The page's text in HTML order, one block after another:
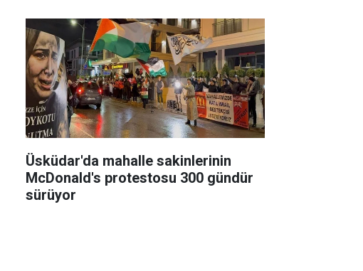
Üsküdar'da mahalle sakinlerinin
McDonald's protestosu 300 gündür
sürüyor